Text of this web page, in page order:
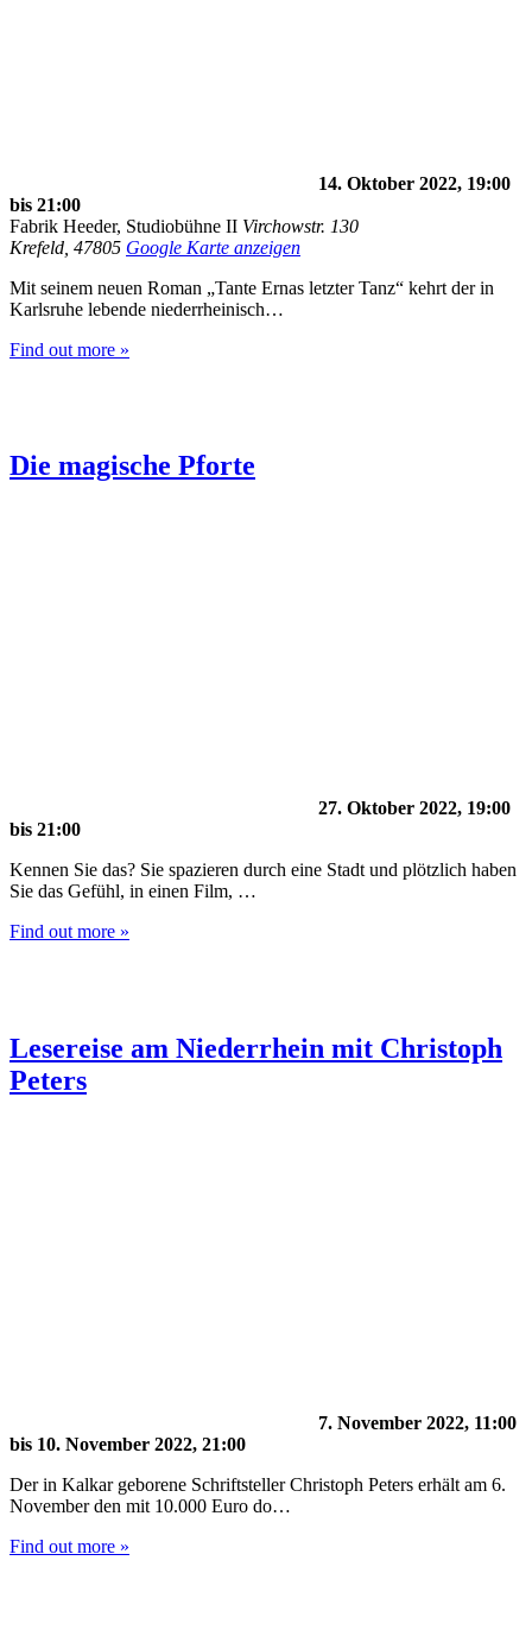
14. Oktober 2022, 19:00
bis 21:00
Fabrik Heeder, Studiobühne II Virchowstr. 130
Krefeld 47805 Google Karte anzeigen
Mit seinem neuen Roman „Tante Ernas letzter Tanz“ kehrt der in
Karlsruhe lebende niederrheinisch…
Find out more »
Die magische Pforte
27. Oktober 2022, 19:00
bis 21:00
Kennen Sie das? Sie spazieren durch eine Stadt und plötzlich haben
Sie das Gefühl, in einen Film, …
Find out more »
Lesereise am Niederrhein mit Christoph
Peters
7. November 2022, 11:00
bis 10. November 2022, 21:00
Der in Kalkar geborene Schriftsteller Christoph Peters erhält am 6.
November den mit 10.000 Euro do…
Find out more »